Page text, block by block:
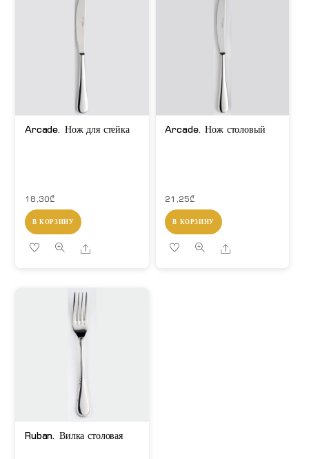
Arcade. Нож для стейка
18,30₾
В КОРЗИНУ
Share
Arcade. Нож столовый
21,25₾
В КОРЗИНУ
Share
Ruban. Вилка столовая